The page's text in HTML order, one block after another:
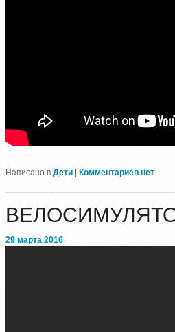
Написано в Дети Комментариев нет
29 марта 2016